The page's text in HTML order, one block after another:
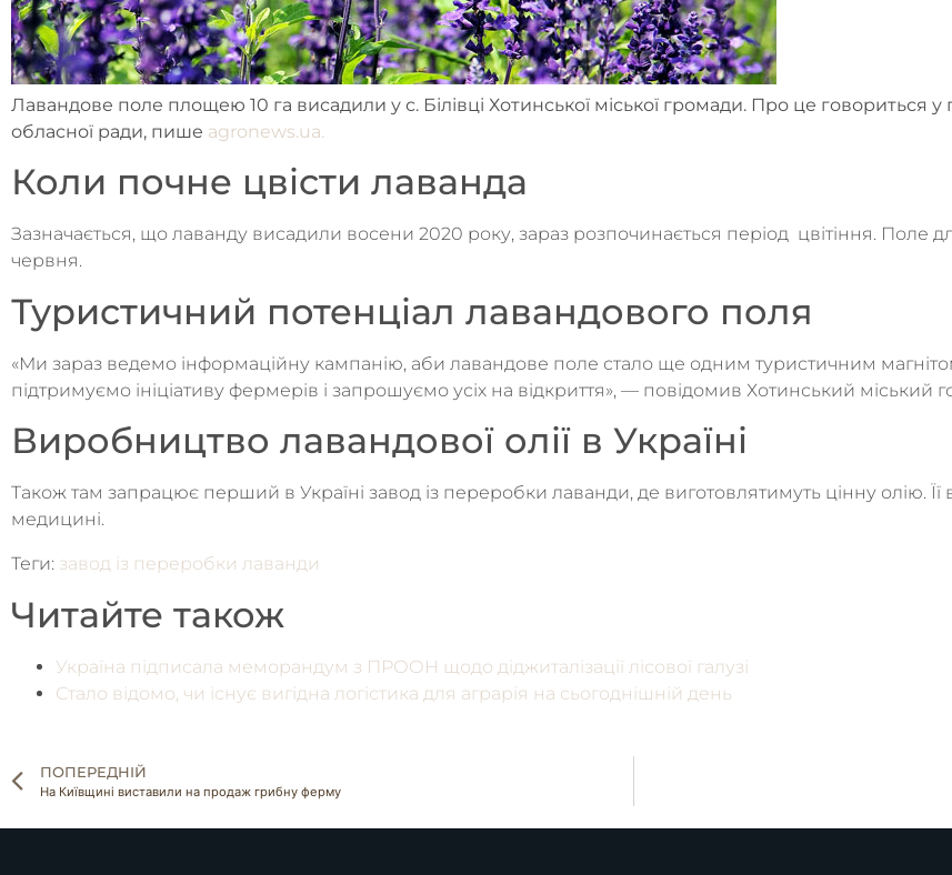
Лавандове поле площею 10 га висадили у с. Білівці Хотинської міської громади. Про це говориться у
обласної ради, пише agronews.ua.
Коли почне цвісти лаванда
Зазначається, що лаванду висадили восени 2020 року, зараз розпочинається період цвітіння. Поле
червня.
Туристичний потенціал лавандового поля
«Ми зараз ведемо інформаційну кампанію, аби лавандове поле стало ще одним туристичним
підтримуємо ініціативу фермерів і запрошуємо усіх на відкриття», — повідомив Хотинський міський
Виробництво лавандової олії в Україні
Також там запрацює перший в Україні завод із переробки лаванди, де виготовлятимуть цінну олію. Її
медицині.
Теги: завод із переробки лаванди
Читайте також
Україна підписала меморандум з ПРООН щодо діджиталізації лісової галузі
Стало відомо, чи існує вигідна логістика для аграрія на сьогоднішній день
ПОПЕРЕДНІЙ
На Київщині виставили на продаж грибну ферму